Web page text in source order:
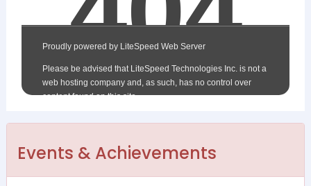
Events & Achievements